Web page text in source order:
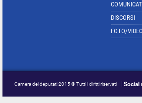
DISCORSI
FOTO/VIDEO
Camera dei deputati 2015 © Tutti i diritti riservati Social